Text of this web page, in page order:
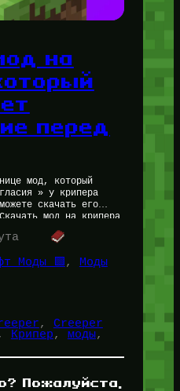
на
перед
мод, который
» у крипера
скачать его
мод на крипера
Моды 🟩, Моды
, Creeper
Крипер, моды
Пожалуйста,